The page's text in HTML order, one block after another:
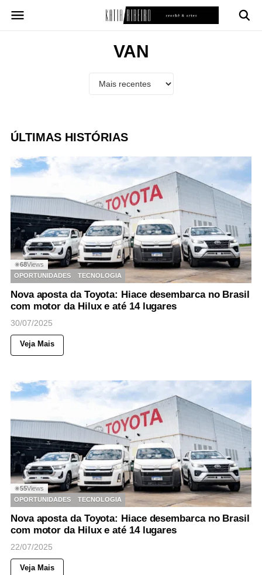
para
VAN
ÚLTIMAS HISTÓRIAS
◉68Views
OPORTUNIDADES
TECNOLOGIA
Nova aposta da Toyota: Hiace desembarca no Brasil
com motor da Hilux e até 14 lugares
30/07/2025
Veja Mais
◉55Views
OPORTUNIDADES
TECNOLOGIA
Nova aposta da Toyota: Hiace desembarca no Brasil
com motor da Hilux e até 14 lugares
22/07/2025
Veja Mais